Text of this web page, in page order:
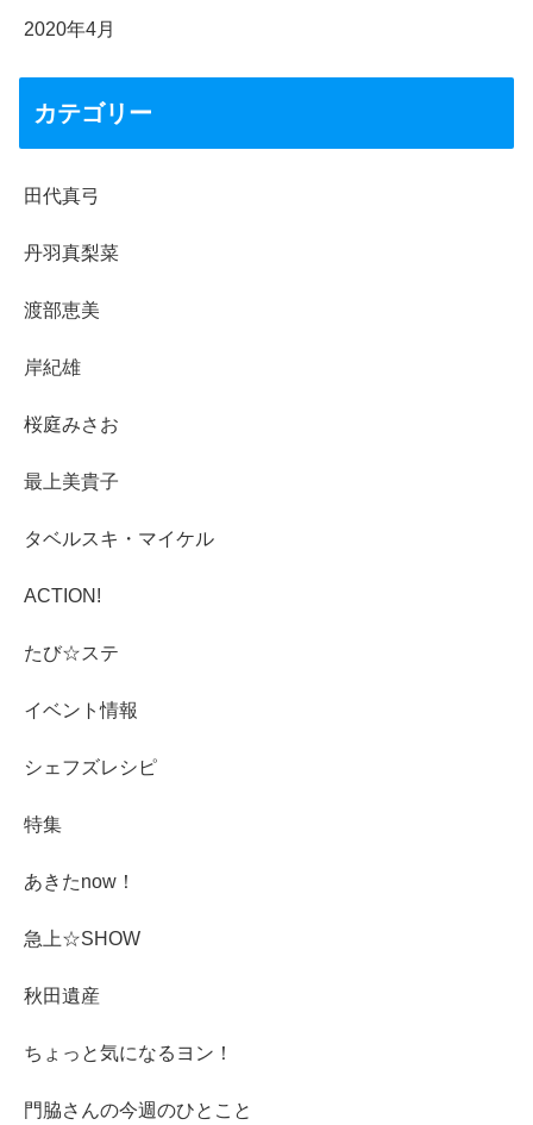
2020年4月
カテゴリー
田代真弓
丹羽真梨菜
渡部恵美
岸紀雄
桜庭みさお
最上美貴子
タベルスキ・マイケル
ACTION!
たび☆ステ
イベント情報
シェフズレシピ
特集
あきたnow！
急上☆SHOW
秋田遺産
ちょっと気になるヨン！
門脇さんの今週のひとこと